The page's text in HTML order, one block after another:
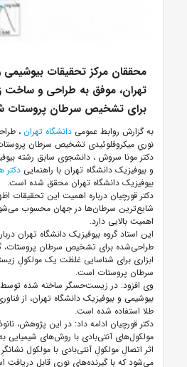
محققان مرکز تحقیقات بیوشیمی
تهران، موفق به طراحی و
برای تشخیص سرطان پروستات
به گزارش روابط عمومی دانشگاه تهران ،
نوریِ میکروفلوئیدی تشخیص سرطان
دکتر مونا سروش ، دانشجوی سابق رشته
و بیوفیزیک دانشگاه تهران با راهنمایی دکتر
بیوفیزیک دانشگاه تهران محقق شده است.
دکتر قورچیان درباره اهمیت این تحقیقات
شایع‌ترین سرطان‌ها در جهان محسوب
اهمیت بالایی دارد.
این استاد گروه بیوفیزیک دانشگاه تهران
طراحی‌شده برای تشخیص سرطان
ابزاری برای شناسایی غلظت یک مولکولِ
سرطان پروستات است.
وی افزود: در زیست‌حسگر ساخته شده توسط
بیوشیمی و بیوفیزیک دانشگاه تهران، از
طلا استفاده شده است.
دکتر قورچیان ادامه داد: در این پژوهش،
مولکول‌های آنتی‌بادی با روش‌های شیمیایی
اثر اتصالِ مولکولِ آنتی‌بادی با مولکول
می‌شود که با گیرنده‌های نوری قابل دریافت